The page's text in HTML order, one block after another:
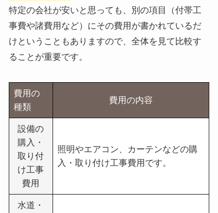
特定の会社が安いと思っても、別の項目（付帯工
事費や諸費用など）にその費用が書かれているだ
けということもありますので、全体を見て比較す
ることが重要です。
費用の
種類
費用の内容
設備の
購入・
取り付
け工事
費用
照明やエアコン、カーテンなどの購
入・取り付け工事費用です。
水道・